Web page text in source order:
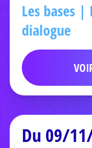
Les bases
dialogue
Du 09/